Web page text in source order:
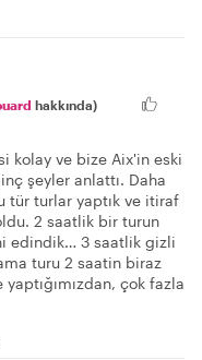
hakkında)
kolay ve bize Aix'in eski
şeyler anlattı. Daha
tür turlar yaptık ve itiraf
2 saatlik bir turun
edindik… 3 saatlik gizli
turu 2 saatin biraz
çok fazla